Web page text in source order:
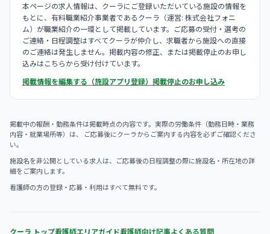
本ページの求人情報は、クーラにご登録いただいている施設の情報を
もとに、有料職業紹介事業者であるクーラ（運営: 株式会社フォニ
ム）が職業紹介の一環として掲載しています。ご応募の受付・選考の
ご連絡・日程調整はすべてクーラが仲介し、求職者から施設への直接
のご連絡は発生しません。掲載内容の修正、または掲載停止のお申し
込みはこちらから受け付けています。
掲載情報を編集する（施設アプリ登録） 掲載停止のお申し込み
掲載中の報酬・勤務条件は掲載時点の内容です。実際の労働条件（勤務日時・業務
内容・就業場所等）は、 ご応募後にクーラからご案内する内容を必ずご確認くださ
い。
施設名を非公開としている求人は、ご応募後の日程調整の際に施設名・所在地の詳
細をご案内します。
看護師の方の登録・応募・利用はすべて無料です。
クーラ トップ看護師エリアガイド看護師向け記事よくある質問